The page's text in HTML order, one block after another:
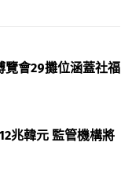
會29攤位涵蓋社福
兆韓元 監管機構將